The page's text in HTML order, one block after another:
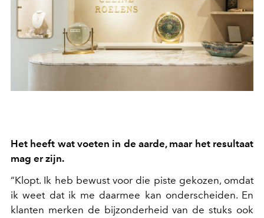
Het heeft wat voeten in de aarde, maar het resultaat
mag er zijn.
“Klopt. Ik heb bewust voor die piste gekozen, omdat
ik weet dat ik me daarmee kan onderscheiden. En
klanten merken de bijzonderheid van de stuks ook